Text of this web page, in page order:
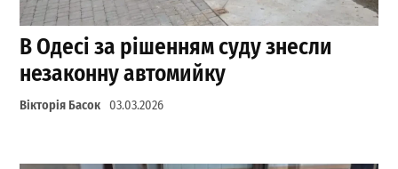
В Одесі за рішенням суду знесли
незаконну автомийку
Вікторія Басок 03.03.2026